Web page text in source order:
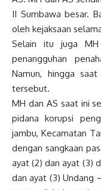
II Sumbawa besar.
oleh kejaksaan
Selain itu juga
penangguhan
Namun, hingga
tersebut.
MH dan AS saat ini
pidana korupsi
jambu, Kecamatan
dengan sangkaan
ayat (2) dan ayat (3)
dan ayat (3) Undang